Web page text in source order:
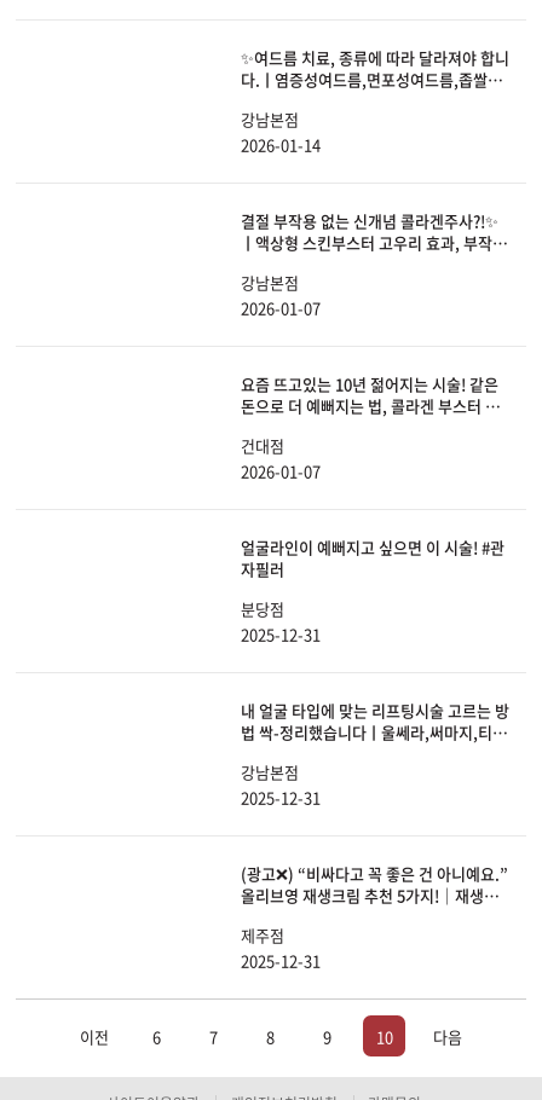
✨여드름 치료, 종류에 따라 달라져야 합니
다.ㅣ염증성여드름,면포성여드름,좁쌀여
강남본점
2026-01-14
결절 부작용 없는 신개념 콜라겐주사?!✨
ㅣ액상형 스킨부스터 고우리 효과, 부작
강남본점
2026-01-07
요즘 뜨고있는 10년 젊어지는 시술! 같은
돈으로 더 예뻐지는 법, 콜라겐 부스터 고
건대점
2026-01-07
얼굴라인이 예뻐지고 싶으면 이 시술! #관
자필러
분당점
2025-12-31
내 얼굴 타입에 맞는 리프팅시술 고르는 방
법 싹-정리했습니다ㅣ울쎄라,써마지,티타
강남본점
2025-12-31
(광고❌) “비싸다고 꼭 좋은 건 아니예요.”
올리브영 재생크림 추천 5가지!｜재생크
제주점
2025-12-31
이전 6 7 8 9 10 다음